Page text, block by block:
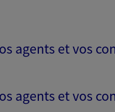
N° Orias * (orias.fr) : 07036219
agents et vos
agents et vos